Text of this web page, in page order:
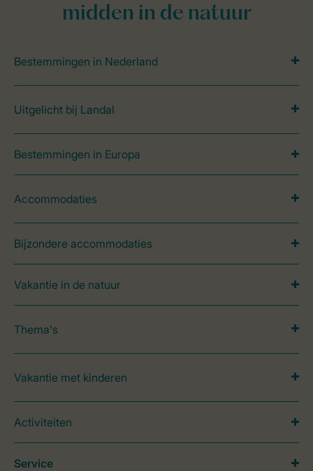
midden in de natuur
Bestemmingen in Nederland
Uitgelicht bij Landal
Bestemmingen in Europa
Accommodaties
Bijzondere accommodaties
Vakantie in de natuur
Thema's
Vakantie met kinderen
Activiteiten
Service